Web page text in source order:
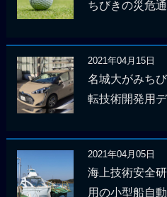
ちびきの災危
2021年04月15日
名城大がみち
転技術開発用
2021年04月05日
海上技術安全
用の小型船自